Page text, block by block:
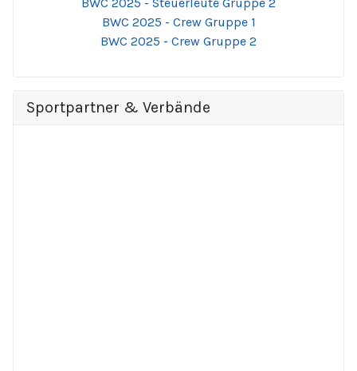
BWC 2025 - Crew Gruppe 1
BWC 2025 - Crew Gruppe 2
Sportpartner & Verbände